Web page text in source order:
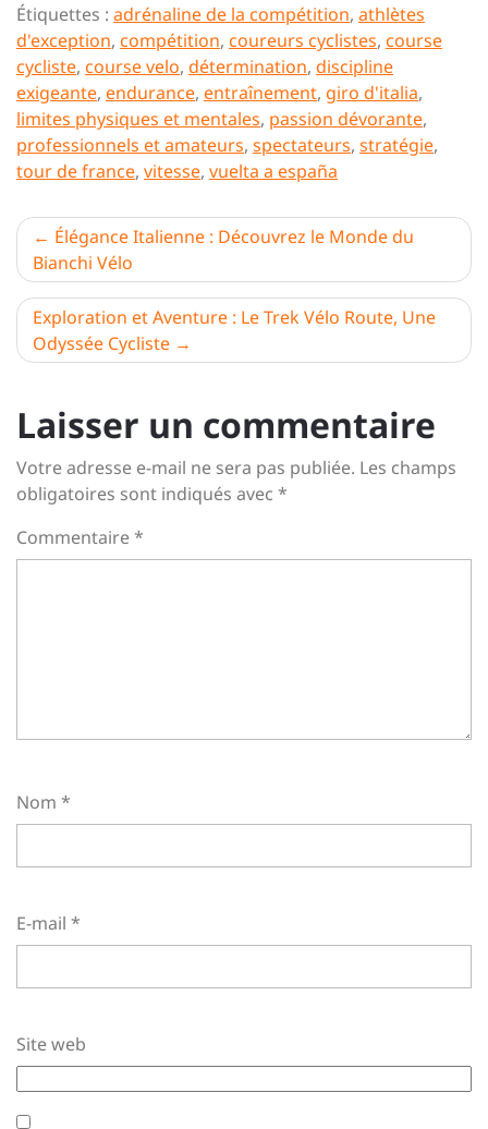
Étiquettes : adrénaline de la compétition, athlètes
d'exception, compétition, coureurs cyclistes, course
cycliste, course velo, détermination, discipline
exigeante, endurance, entraînement, giro d'italia,
limites physiques et mentales, passion dévorante,
professionnels et amateurs, spectateurs, stratégie,
tour de france, vitesse, vuelta a españa
Navigation
de
l’article
Élégance Italienne : Découvrez le Monde du
Bianchi Vélo
Exploration et Aventure : Le Trek Vélo Route, Une
Odyssée Cycliste
Laisser un commentaire
Votre adresse e-mail ne sera pas publiée. Les champs
obligatoires sont indiqués avec *
Commentaire*
Nom *
E-mail *
Site web